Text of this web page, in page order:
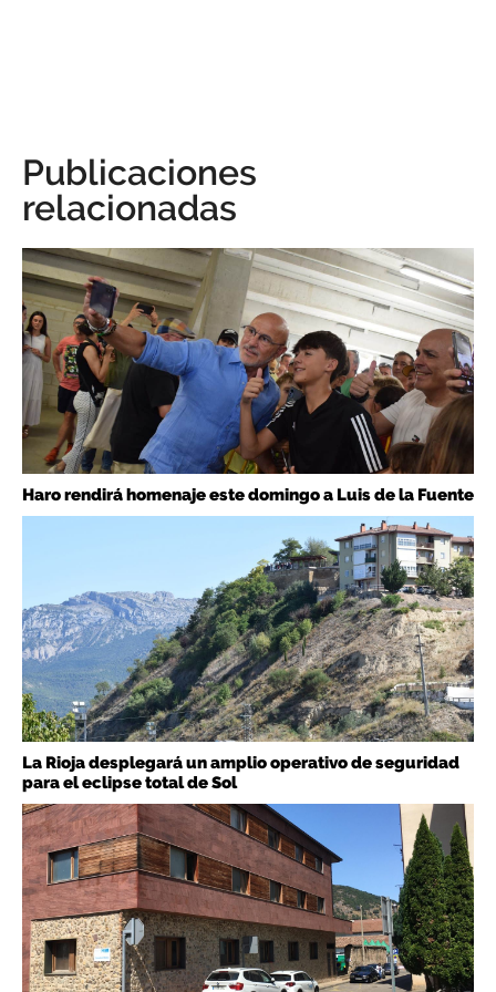
Publicaciones
relacionadas
Haro rendirá homenaje este domingo a Luis de la Fuente
La Rioja desplegará un amplio operativo de seguridad
para el eclipse total de Sol